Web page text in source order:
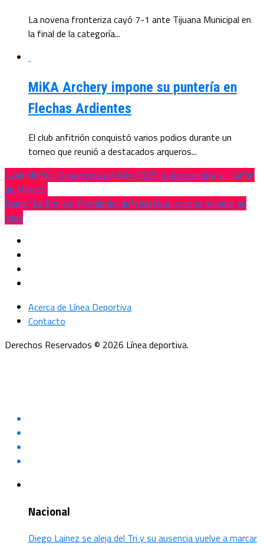
La novena fronteriza cayó 7-1 ante Tijuana Municipal en
la final de la categoría...
MiKA Archery impone su puntería en
Flechas Ardientes
El club anfitrión conquistó varios podios durante un
torneo que reunió a destacados arqueros...
Uziel Muñoz, Deportista del Año 2025: Juárez celebra al “Cañón
de México”
Diana “La Bonita” Fernández defenderá su corona mundial en
casa
Acerca de Línea Deportiva
Contacto
Derechos Reservados © 2026 Línea deportiva.
Nacional
Diego Lainez se aleja del Tri y su ausencia vuelve a marcar